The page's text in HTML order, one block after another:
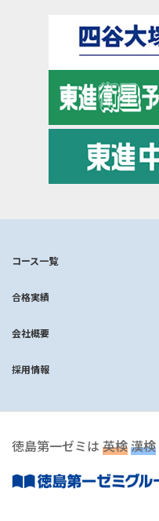
コース一覧
合格実績
会社概要
採用情報
徳島第一ゼミは 英検漢検